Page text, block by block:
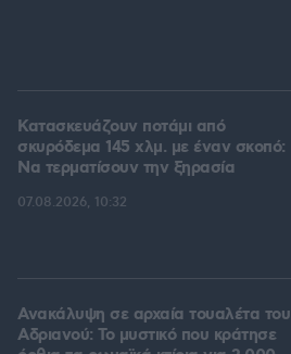
Κατασκευάζουν ποτάμι από
σκυρόδεμα 145 χλμ. με έναν σκοπό:
Να τερματίσουν την ξηρασία
07.08.2026, 10:32
Ανακάλυψη σε αρχαία τουαλέτα του
Αδριανού: Το μυστικό που κράτησε